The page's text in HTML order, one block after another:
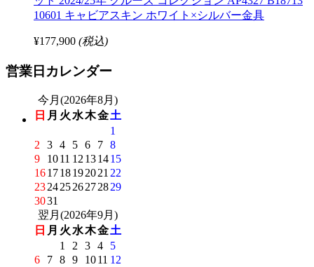
10601 キャビアスキン ホワイト×シルバー金具
¥177,900 (税込)
営業日カレンダー
今月(2026年8月)
日 月 火 水木金土
1
2
3 4 5 6 7 8
9
1011 12 131415
161718192021 22
23242526272829
3031
翌月(2026年9月)
日 月 火 水木金土
1
2 3 4
5
6
7 8 9 1011 12